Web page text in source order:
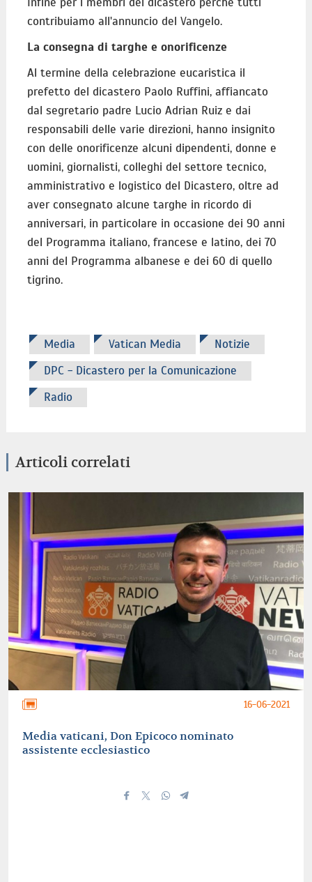
contribuiamo all'annuncio del Vangelo.
La consegna di targhe e onorificenze
Al termine della celebrazione eucaristica il
prefetto del dicastero Paolo Ruffini, affiancato
dal segretario padre Lucio Adrian Ruiz e dai
responsabili delle varie direzioni, hanno insignito
con delle onorificenze alcuni dipendenti, donne e
uomini, giornalisti, colleghi del settore tecnico,
amministrativo e logistico del Dicastero, oltre ad
aver consegnato alcune targhe in ricordo di
anniversari, in particolare in occasione dei 90 anni
del Programma italiano, francese e latino, dei 70
anni del Programma albanese e dei 60 di quello
tigrino.
Media Vatican Media
Notizie
DPC - Dicastero per la Comunicazione
Radio
Articoli correlati
16-06-2021
Media vaticani, Don Epicoco nominato
assistente ecclesiastico